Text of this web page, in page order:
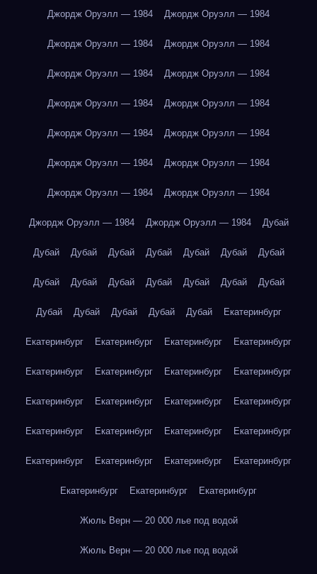
Джордж Оруэлл — 1984 Джордж Оруэлл — 1984
Джордж Оруэлл — 1984 Джордж Оруэлл — 1984
Джордж Оруэлл — 1984 Джордж Оруэлл — 1984
Джордж Оруэлл — 1984 Джордж Оруэлл — 1984
Джордж Оруэлл — 1984 Джордж Оруэлл — 1984
Джордж Оруэлл — 1984 Джордж Оруэлл — 1984
Джордж Оруэлл — 1984 Джордж Оруэлл — 1984
Джордж Оруэлл — 1984 Джордж Оруэлл — 1984 Дубай
Дубай Дубай Дубай Дубай Дубай Дубай Дубай
Дубай Дубай Дубай Дубай Дубай Дубай Дубай
Дубай Дубай Дубай Дубай Дубай Екатеринбург
Екатеринбург Екатеринбург Екатеринбург Екатеринбург
Екатеринбург Екатеринбург Екатеринбург Екатеринбург
Екатеринбург Екатеринбург Екатеринбург Екатеринбург
Екатеринбург Екатеринбург Екатеринбург Екатеринбург
Екатеринбург Екатеринбург Екатеринбург Екатеринбург
Екатеринбург Екатеринбург Екатеринбург
Жюль Верн — 20 000 лье под водой
Жюль Верн — 20 000 лье под водой